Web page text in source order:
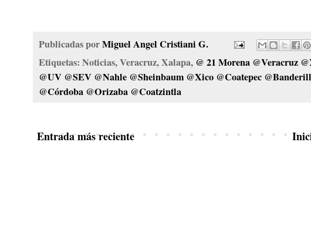
Publicadas porMiguel Angel Cristiani G.
Etiquetas: Noticias, Veracruz, Xalapa, @ 21 Morena @Veracruz
@UV @SEV @Nahle @Sheinbaum @Xico @Coatepec
@Córdoba @Orizaba @Coatzintla
Entrada más reciente